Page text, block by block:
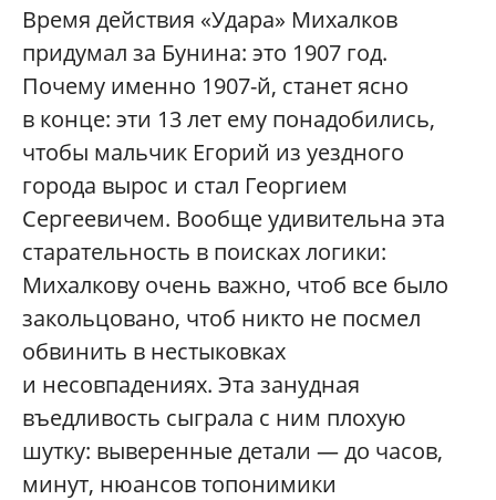
Время действия «Удара» Михалков
придумал за Бунина: это 1907 год.
Почему именно 1907-й, станет ясно
в конце: эти 13 лет ему понадобились,
чтобы мальчик Егорий из уездного
города вырос и стал Георгием
Сергеевичем. Вообще удивительна эта
старательность в поисках логики:
Михалкову очень важно, чтоб все было
закольцовано, чтоб никто не посмел
обвинить в нестыковках
и несовпадениях. Эта занудная
въедливость сыграла с ним плохую
шутку: выверенные детали — до часов,
минут, нюансов топонимики